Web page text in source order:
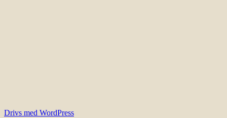
Drivs med WordPress